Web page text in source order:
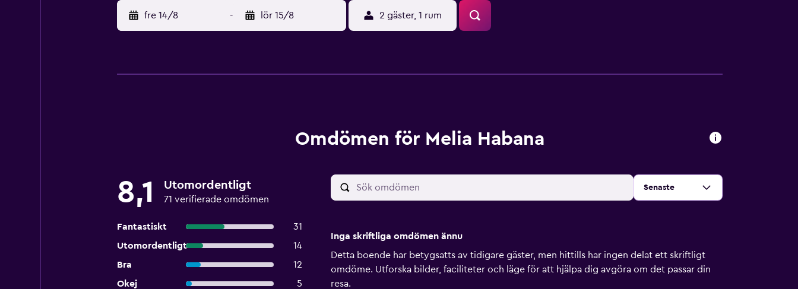
fre 14/8 - lör 15/8 2 gäster, 1 rum
Omdömen för Melia Habana
8,1 Utomordentligt
71 verifierade omdömen
Fantastiskt
31
Utomordentligt
14
Bra
12
Okej
5
Sortera efter
Senaste
Inga skriftliga omdömen ännu
Detta boende har betygsatts av tidigare gäster, men hittills har ingen delat ett skriftligt
omdöme. Utforska bilder, faciliteter och läge för att hjälpa dig avgöra om det passar din
resa.